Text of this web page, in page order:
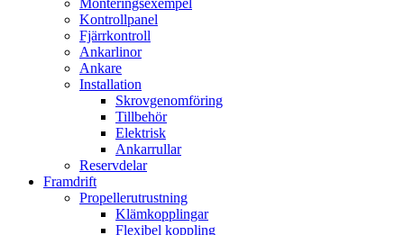
Monteringsexempel
Kontrollpanel
Fjärrkontroll
Ankarlinor
Ankare
Installation
Skrovgenomföring
Tillbehör
Elektrisk
Ankarrullar
Reservdelar
Framdrift
Propellerutrustning
Klämkopplingar
Flexibel koppling